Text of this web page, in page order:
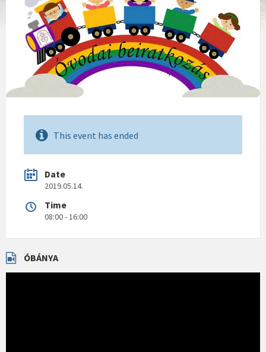
This event has ended
Date
2019.05.14.
Time
08:00 - 16:00
ÓBÁNYA